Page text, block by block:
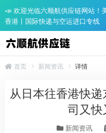
📣 欢迎光临六顺航供应链网站！
香港丨国际快递与空运进口专线
首页 新闻资讯 详情
从日本往香港快
司又快
新闻资讯